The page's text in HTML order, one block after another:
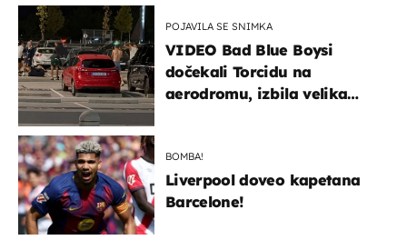
POJAVILA SE SNIMKA
VIDEO Bad Blue Boysi
dočekali Torcidu na
aerodromu, izbila velika
BOMBA!
Liverpool doveo kapetana
Barcelone!